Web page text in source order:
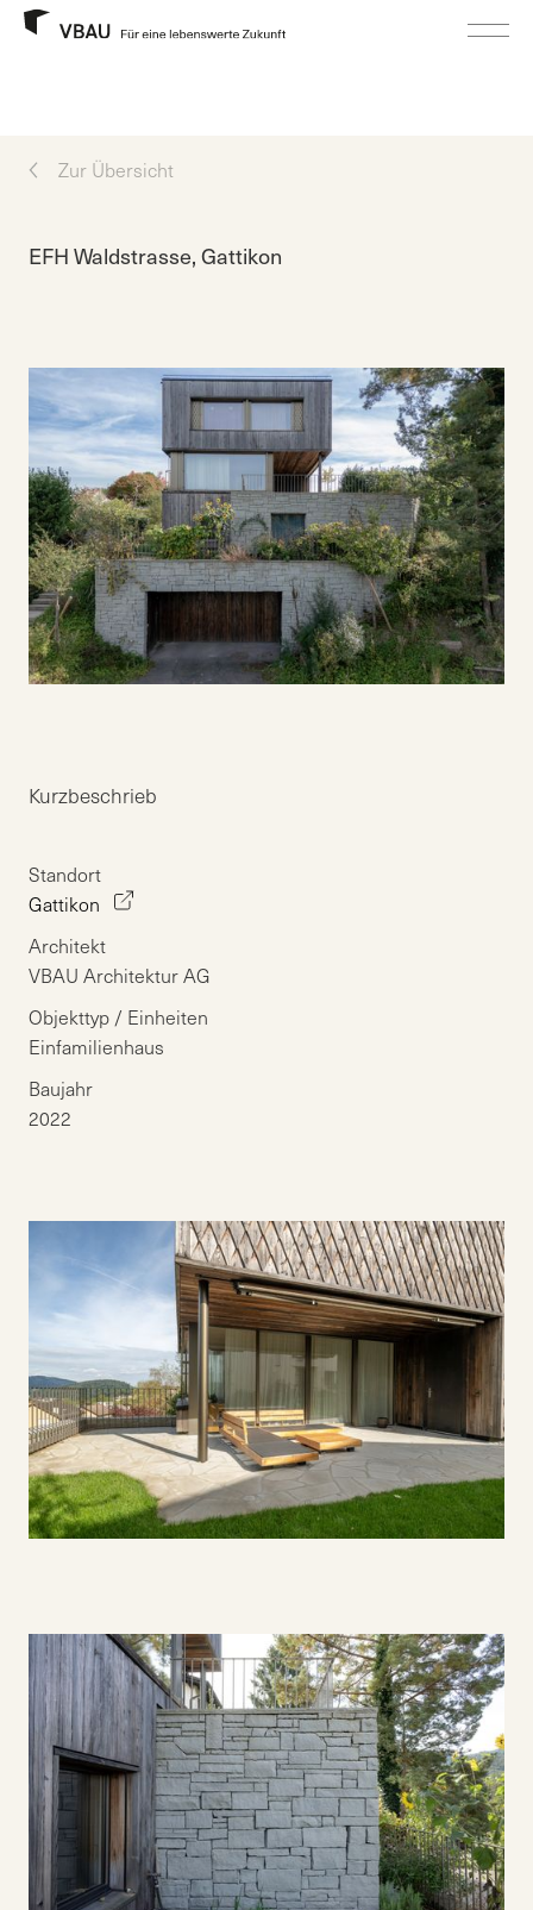
Zur Übersicht
EFH Waldstrasse, Gattikon
Kurzbeschrieb
Standort
Gattikon
Architekt
VBAU Architektur AG
Objekttyp / Einheiten
Einfamilienhaus
Baujahr
2022